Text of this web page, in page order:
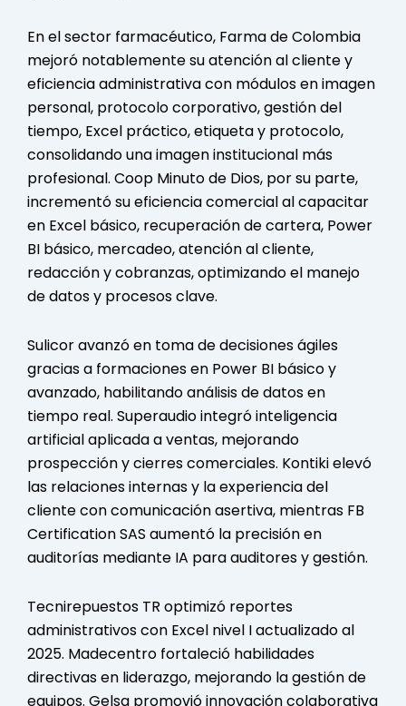
En el sector farmacéutico, Farma de Colombia
mejoró notablemente su atención al cliente y
eficiencia administrativa con módulos en imagen
personal, protocolo corporativo, gestión del
tiempo, Excel práctico, etiqueta y protocolo,
consolidando una imagen institucional más
profesional. Coop Minuto de Dios, por su parte,
incrementó su eficiencia comercial al capacitar
en Excel básico, recuperación de cartera, Power
BI básico, mercadeo, atención al cliente,
redacción y cobranzas, optimizando el manejo
de datos y procesos clave.
Sulicor avanzó en toma de decisiones ágiles
gracias a formaciones en Power BI básico y
avanzado, habilitando análisis de datos en
tiempo real. Superaudio integró inteligencia
artificial aplicada a ventas, mejorando
prospección y cierres comerciales. Kontiki elevó
las relaciones internas y la experiencia del
cliente con comunicación asertiva, mientras FB
Certification SAS aumentó la precisión en
auditorías mediante IA para auditores y gestión.
Tecnirepuestos TR optimizó reportes
administrativos con Excel nivel I actualizado al
2025. Madecentro fortaleció habilidades
directivas en liderazgo, mejorando la gestión de
equipos. Gelsa promovió innovación colaborativa